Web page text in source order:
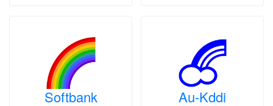
Softbank Au-Kddi